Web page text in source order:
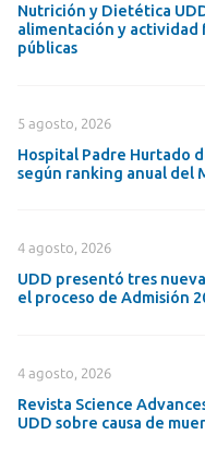
Nutrición y Dietética
alimentación y actividad
públicas
5 agosto, 2026
Hospital Padre Hurtado
según ranking anual del
4 agosto, 2026
UDD presentó tres
el proceso de Admisión
4 agosto, 2026
Revista Science
UDD sobre causa de